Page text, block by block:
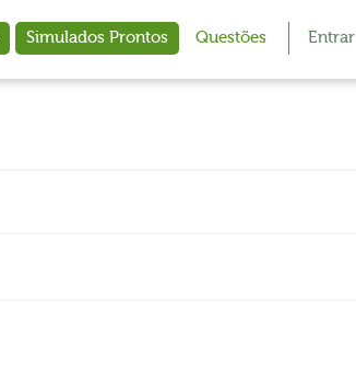
Simulados Prontos Questões Entrar